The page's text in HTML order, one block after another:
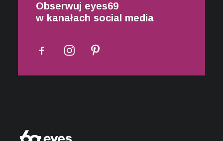
Obserwuj eyes69
w kanałach social media